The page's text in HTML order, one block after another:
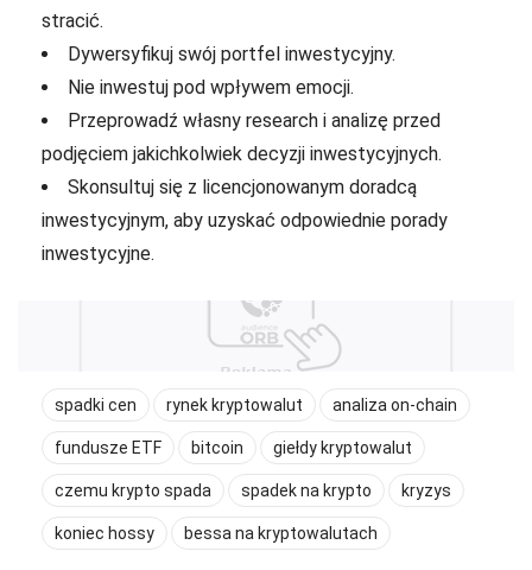
stracić.
Dywersyfikuj swój portfel inwestycyjny.
Nie inwestuj pod wpływem emocji.
Przeprowadź własny research i analizę przed
podjęciem jakichkolwiek decyzji inwestycyjnych.
Skonsultuj się z licencjonowanym doradcą
inwestycyjnym, aby uzyskać odpowiednie porady
inwestycyjne.
spadki cen rynek kryptowalut analiza on-chain
fundusze ETF bitcoin giełdy kryptowalut
czemu krypto spada spadek na krypto kryzys
koniec hossy bessa na kryptowalutach